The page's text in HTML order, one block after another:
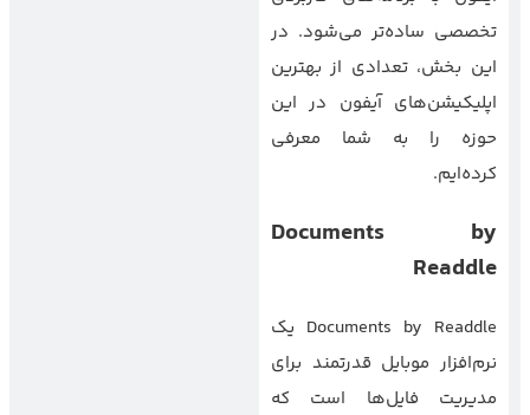
تخصصی ساده‌تر می‌شود. در
این بخش، تعدادی از بهترین
اپلیکیشن‌های آیفون در این
حوزه را به شما معرفی
کرده‌ایم.
Documents by
Readdle
Documents by Readdle یک
نرم‌افزار موبایل قدرتمند برای
مدیریت فایل‌ها است که